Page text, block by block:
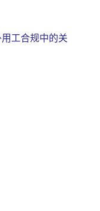
工合规中的关